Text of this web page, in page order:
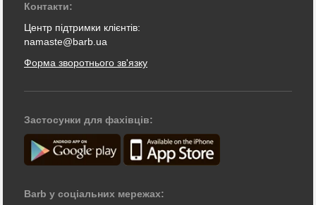
Контакти:
Центр підтримки клієнтів:
namaste@barb.ua
Форма зворотнього зв'язку
Застосунки для фахівців:
Barb у соціальних мережах: